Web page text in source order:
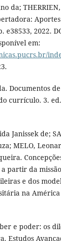
da;
e38533, 2022.
em:
Documentos
currículo. 3.
Janissek de;
MELO,
partir da
e dos
na
e poder: os
Estudos